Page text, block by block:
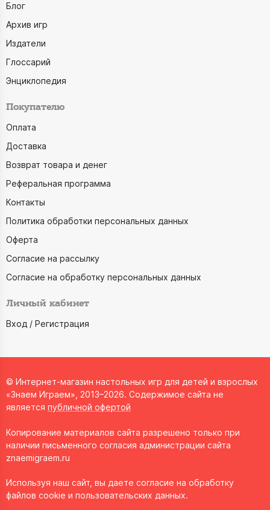
Блог
Архив игр
Издатели
Глоссарий
Энциклопедия
Покупателю
Оплата
Доставка
Возврат товара и денег
Реферальная программа
Контакты
Политика обработки персональных данных
Оферта
Согласие на рассылку
Согласие на обработку персональных данных
Личный кабинет
Вход / Регистрация
© Интернет-магазин настольных игр для детей и взрослых
«Знаем Играем», 2013–2026. Содержимое сайта не
является публичной офертой
Копирование материалов сайта разрешено только при
наличии письменного согласия администрации сайта
znaemigraem.ru
Используя наш сайт, вы даете согласие на обработку
файлов cookie и пользовательских данных.